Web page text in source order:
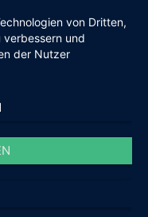
von Dritten,
und
der Nutzer